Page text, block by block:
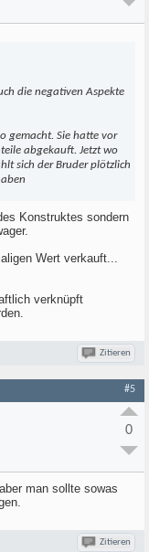
die negativen Aspekte
gemacht. Sie hatte vor
abgekauft. Jetzt wo
sich der Bruder plötzlich
Konstruktes sondern
Wert verkauft...
verknüpft
Zitieren
#5
0
man sollte sowas
Zitieren